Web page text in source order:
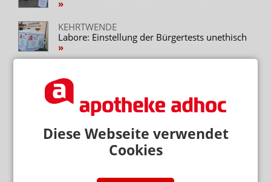
Diese Webseite verwendet
Cookies
KEHRTWENDE
Labore: Einstellung der Bürgertests unethisch
Mehr zum Thema
„GERECHT! GESUND! GENIESSEN!“
Hanfparade: Demonstranten fordern umfassende
Legalisierung
Kinder und soziale Medien: Ärzte kritisieren